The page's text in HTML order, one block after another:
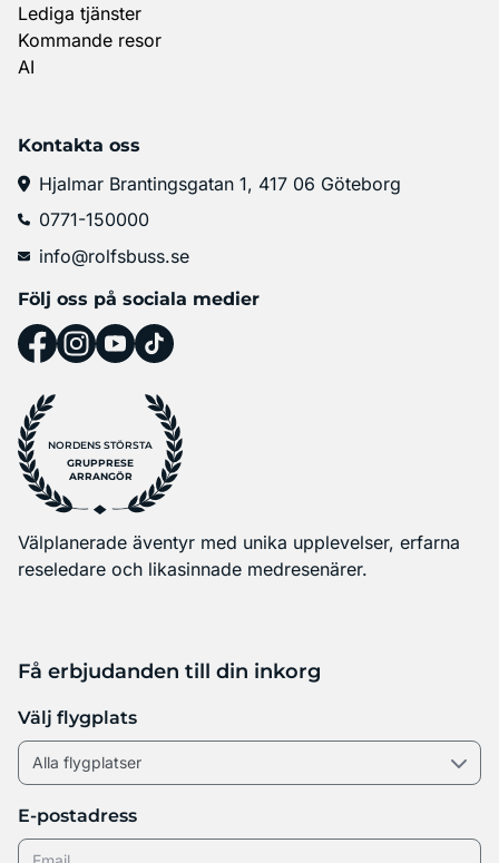
Lediga tjänster
Kommande resor
AI
Kontakta oss
Hjalmar Brantingsgatan 1, 417 06 Göteborg
0771-150000
info@rolfsbuss.se
Följ oss på sociala medier
NORDENS STÖRSTA
GRUPPRESE
ARRANGÖR
Välplanerade äventyr med unika upplevelser, erfarna
reseledare och likasinnade medresenärer.
Få erbjudanden till din inkorg
Välj flygplats
E-postadress